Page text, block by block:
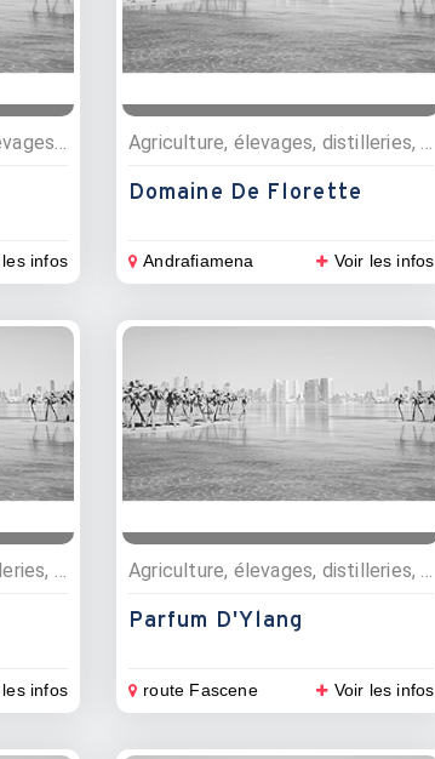
infos
Domaine De Florette
Andrafiamena Voir les infos
Agriculture, élevages, distilleries, Elevages bestiaux et poulets
infos
Agriculture, élevages, distilleries, Distilleries, Plantations
Parfum D'Ylang
route Fascene Voir les infos